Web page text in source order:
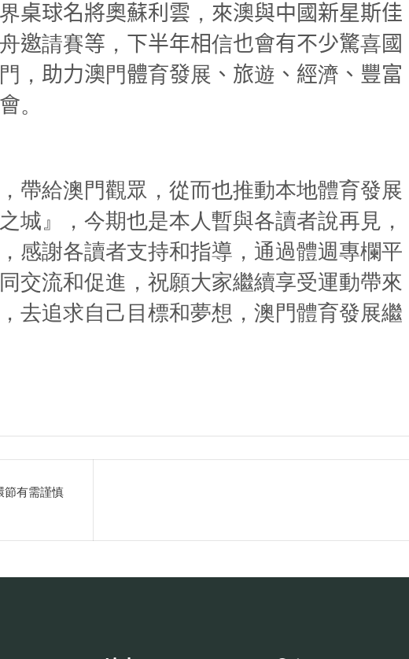
界桌球名將奧蘇利雲 ， 來澳與中國新星斯佳
舟邀請賽等 ， 下半年相信也會有不少驚喜國
門， 助力澳門體育發展 、旅遊 、經濟 、豐富
。
帶給澳門觀眾，從而也推動本地體育發展
城』，今期也是本人暫與各讀者說再見，
感謝各讀者支持和指導，通過體週專欄平
交流和促進，祝願大家繼續享受運動帶來
去追求自己目標和夢想，澳門體育發展繼
節有需謹慎